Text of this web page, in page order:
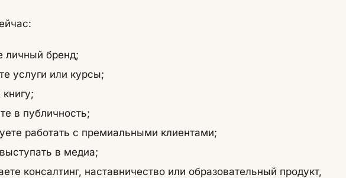
личный бренд;
услуги или курсы;
в публичность;
работать с премиальными клиентами;
в медиа;
консалтинг, наставничество или образовательный продукт,